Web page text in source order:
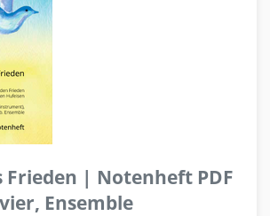
Frieden | Notenheft PDF
Ensemble